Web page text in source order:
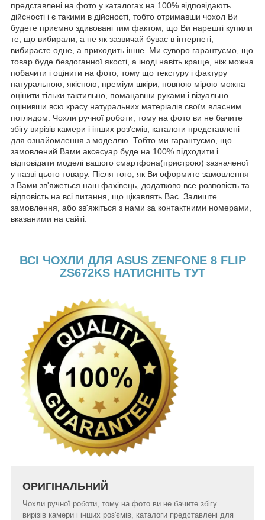
представлені на фото у каталогах на 100% відповідають
дійсності і є такими в дійсності, тобто отримавши чохол Ви
будете приємно здивовані тим фактом, що Ви нарешті купили
те, що вибирали, а не як зазвичай буває в інтернеті,
вибираєте одне, а приходить інше. Ми суворо гарантуємо, що
товар буде бездоганної якості, а іноді навіть краще, ніж можна
побачити і оцінити на фото, тому що текстуру і фактуру
натуральною, якісною, преміум шкіри, повною мірою можна
оцінити тільки тактильно, помацавши руками і візуально
оцінивши всю красу натуральних матеріалів своїм власним
поглядом. Чохли ручної роботи, тому на фото ви не бачите
збігу вирізів камери і інших роз'ємів, каталоги представлені
для ознайомлення з моделлю. Тобто ми гарантуємо, що
замовлений Вами аксесуар буде на 100% підходити і
відповідати моделі вашого смартфона(пристрою) зазначеної
у назві цього товару. Після того, як Ви оформите замовлення
з Вами зв'яжеться наш фахівець, додатково все розповість та
відповість на всі питання, що цікавлять Вас. Залиште
замовлення, або зв'яжіться з нами за контактними номерами,
вказаними на сайті.
ВСІ ЧОХЛИ ДЛЯ ASUS ZENFONE 8 FLIP
ZS672KS НАТИСНІТЬ ТУТ
ОРИГІНАЛЬНИЙ
Чохли ручної роботи, тому на фото ви не бачите збігу
вирізів камери і інших роз'ємів, каталоги представлені для